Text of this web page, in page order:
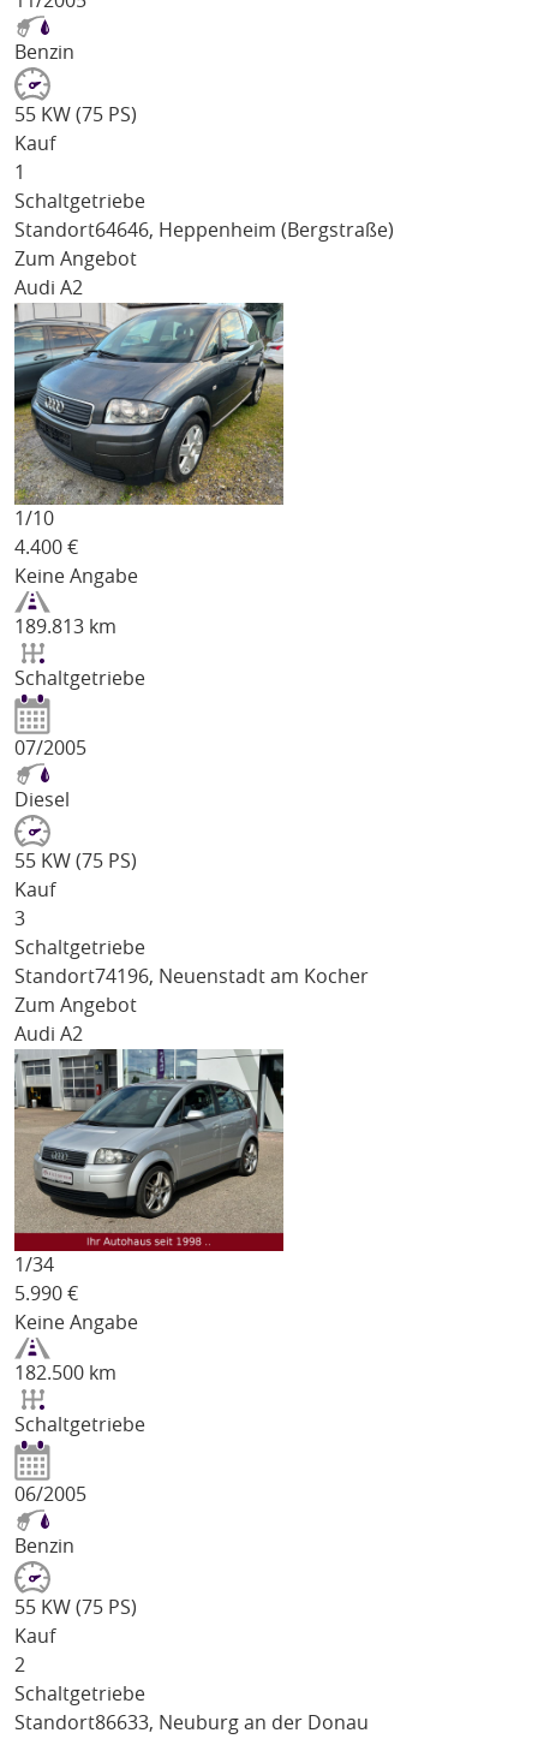
Benzin
55 KW (75 PS)
Kauf
1
Schaltgetriebe
Standort64646, Heppenheim (Bergstraße)
Zum Angebot
Audi A2
1/10
4.400 €
Keine Angabe
189.813 km
Schaltgetriebe
07/2005
Diesel
55 KW (75 PS)
Kauf
3
Schaltgetriebe
Standort74196, Neuenstadt am Kocher
Zum Angebot
Audi A2
1/34
5.990 €
Keine Angabe
182.500 km
Schaltgetriebe
06/2005
Benzin
55 KW (75 PS)
Kauf
2
Schaltgetriebe
Standort86633, Neuburg an der Donau